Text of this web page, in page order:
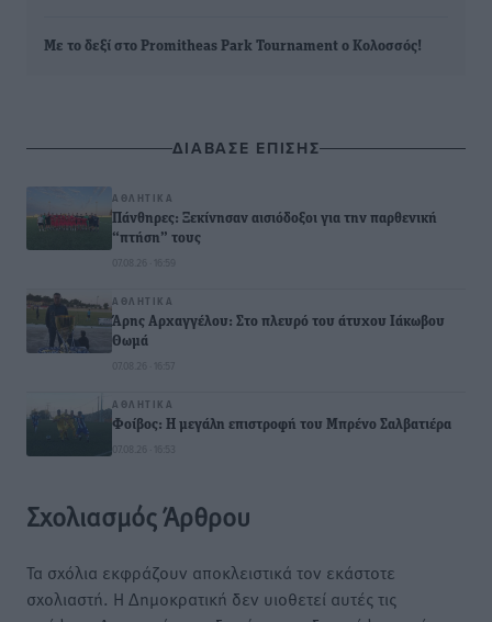
Με το δεξί στο Promitheas Park Tournament ο Κολοσσός!
ΔΙΑΒΑΣΕ ΕΠΙΣΗΣ
ΑΘΛΗΤΙΚΆ
Πάνθηρες: Ξεκίνησαν αισιόδοξοι για την παρθενική
“πτήση” τους
07.08.26 · 16:59
ΑΘΛΗΤΙΚΆ
Άρης Αρχαγγέλου: Στο πλευρό του άτυχου Ιάκωβου
Θωμά
07.08.26 · 16:57
ΑΘΛΗΤΙΚΆ
Φοίβος: Η μεγάλη επιστροφή του Μπρένο Σαλβατιέρα
07.08.26 · 16:53
Σχολιασμός Άρθρου
Τα σχόλια εκφράζουν αποκλειστικά τον εκάστοτε
σχολιαστή. Η Δημοκρατική δεν υιοθετεί αυτές τις